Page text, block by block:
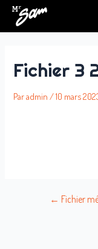
Aller
contenu
Fichier 3
Paradmin /10 mars
Navigation
de
l’article
← Fichier